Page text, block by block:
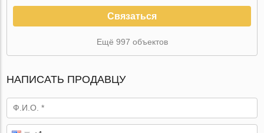
Связаться
Ещё 997 объектов
НАПИСАТЬ ПРОДАВЦУ